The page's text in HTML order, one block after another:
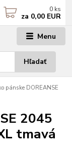
Menu
Hľadať
0 ks
za 0,00 EUR
pánske DOREANSE
2045
tmavá